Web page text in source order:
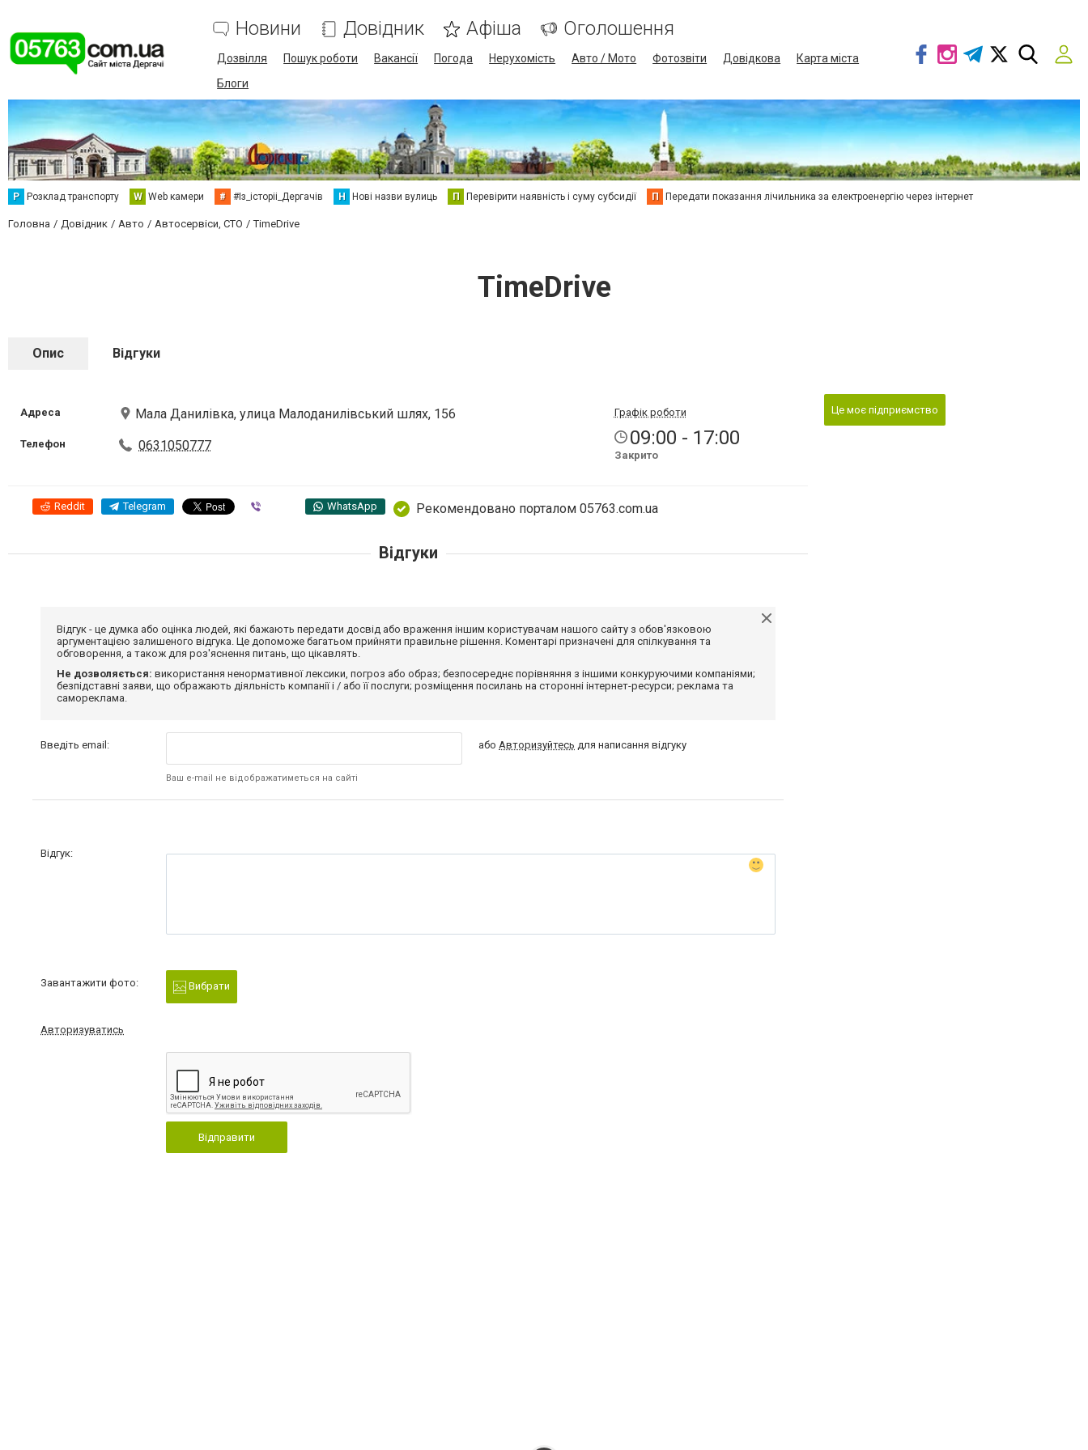
Новини Довідник Афіша Оголошення
Дозвілля Пошук роботи Вакансії Погода Нерухомість Авто / Мото Фотозвіти Довідкова
Карта міста
Блоги
Р Розклад транспорту W Web камери # #Із_історіі_Дергачів Н Нові назви вулиць П Перевірити наявність і суму субсидії П Передати показання лічильника за електроенергію через інтернет
Головна Довідник Авто Автосервіси, СТО TimeDrive
TimeDrive
Опис Відгуки
Адреса Мала Данилівка, улица Малоданилівський шлях, 156
Телефон 0631050777
Графік роботи
09:00 - 17:00
Закрито
Reddit Telegram WhatsApp Рекомендовано порталом 05763.com.ua
Це моє підприємство
Відгуки
Відгук - це думка або оцінка людей, які бажають передати досвід або враження іншим користувачам нашого сайту з обов'язковою
аргументацією залишеного відгука. Це допоможе багатьом прийняти правильне рішення. Коментарі призначені для спілкування та
обговорення, а також для роз'яснення питань, що цікавлять.
Не дозволяється: використання ненормативної лексики, погроз або образ; безпосереднє порівняння з іншими конкуруючими компаніями;
безпідставні заяви, що ображають діяльність компанії і / або її послуги; розміщення посилань на сторонні інтернет-ресурси; реклама та
самореклама.
Введіть email:
Ваш e-mail не відображатиметься на сайті
абоАвторизуйтесь для написання відгуку
Відгук:
Завантажити фото: Вибрати
Авторизуватись
Відправити